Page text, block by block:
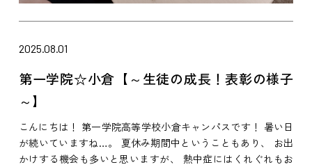
2025.08.01
第一学院☆小倉【～生徒の成長！表彰の様子
～】
こんにちは！ 第一学院高等学校小倉キャンパスです！ 暑い日
が続いていますね…。 夏休み期間中ということもあり、 お出
かけする機会も多いと思いますが、 熱中症にはくれぐれもお